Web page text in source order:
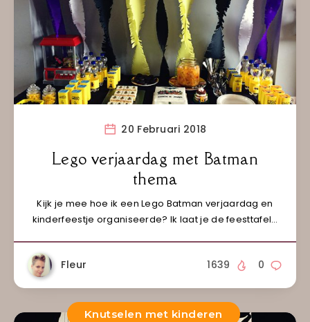
20 Februari 2018
Lego verjaardag met Batman
thema
Kijk je mee hoe ik een Lego Batman verjaardag en
kinderfeestje organiseerde? Ik laat je de feesttafel…
Fleur 0
1639
Knutselen met kinderen